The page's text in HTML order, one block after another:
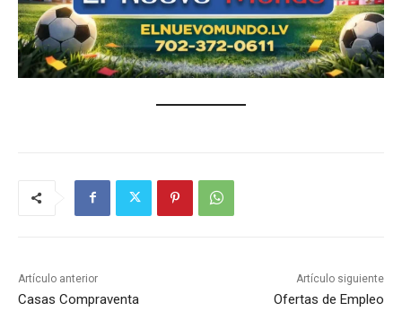
Artículo anterior
Casas Compraventa
Artículo siguiente
Ofertas de Empleo